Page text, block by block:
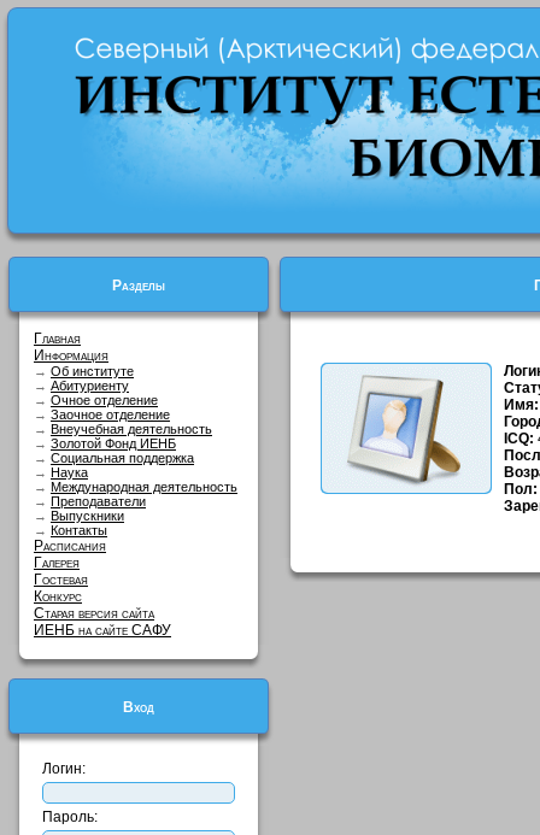
Разделы
Главная
Информация
→ Об институте
→ Абитуриенту
→ Очное отделение
→ Заочное отделение
→ Внеучебная деятельность
→ Золотой Фонд ИЕНБ
→ Социальная поддержка
→ Наука
→ Международная деятельность
→ Преподаватели
→ Выпускники
→ Контакты
Расписания
Галерея
Гостевая
Конкурс
Старая версия сайта
ИЕНБ на сайте САФУ
Вход
Логин:
Пароль:
Имя:
ICQ:
Пол: